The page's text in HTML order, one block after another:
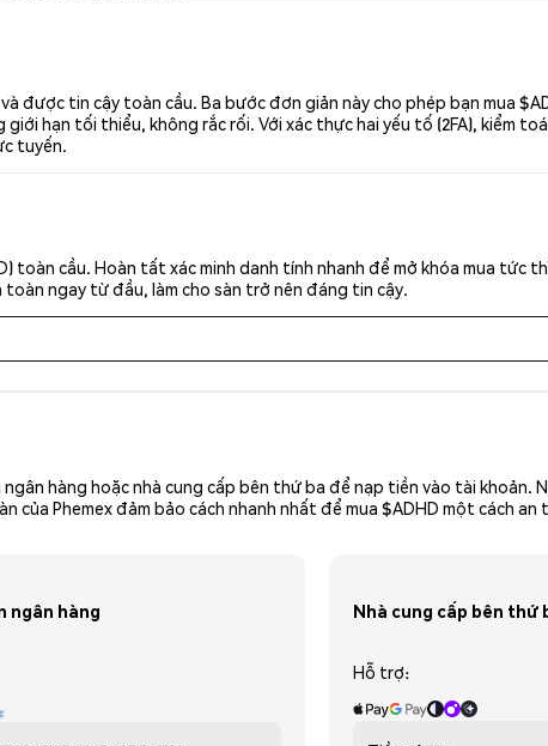
được tin cậy toàn cầu. Ba bước đơn giản này cho phép bạn mua
hạn tối thiểu, không rắc rối. Với xác thực hai yếu tố (2FA), kiểm
tuyến.
toàn cầu. Hoàn tất xác minh danh tính nhanh để mở khóa mua tức
ngay từ đầu, làm cho sàn trở nên đáng tin cậy.
hàng hoặc nhà cung cấp bên thứ ba để nạp tiền vào tài khoản.
Phemex đảm bảo cách nhanh nhất để mua $ADHD một cách an
ngân hàng Nhà cung cấp bên thứ
Hỗ trợ: